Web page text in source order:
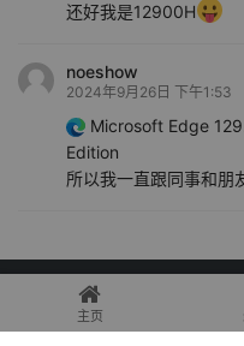
还好我是12900H
noeshow
2024年9月26日 下午1:53
Microsoft Edge
Edition
所以我一直跟同事和朋
免责声明：本站为个人博客，博
及软件的文章仅限用于学习和研
途，否则，一切后果请用户自负
主页